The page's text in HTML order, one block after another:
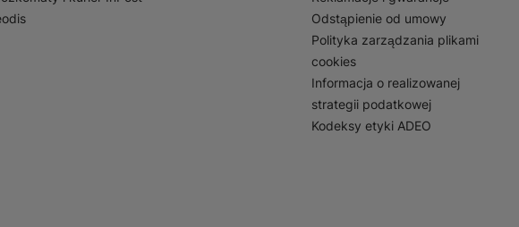
Odstąpienie od umowy
Polityka zarządzania plikami
cookies
Informacja o realizowanej
strategii podatkowej
Kodeksy etyki ADEO